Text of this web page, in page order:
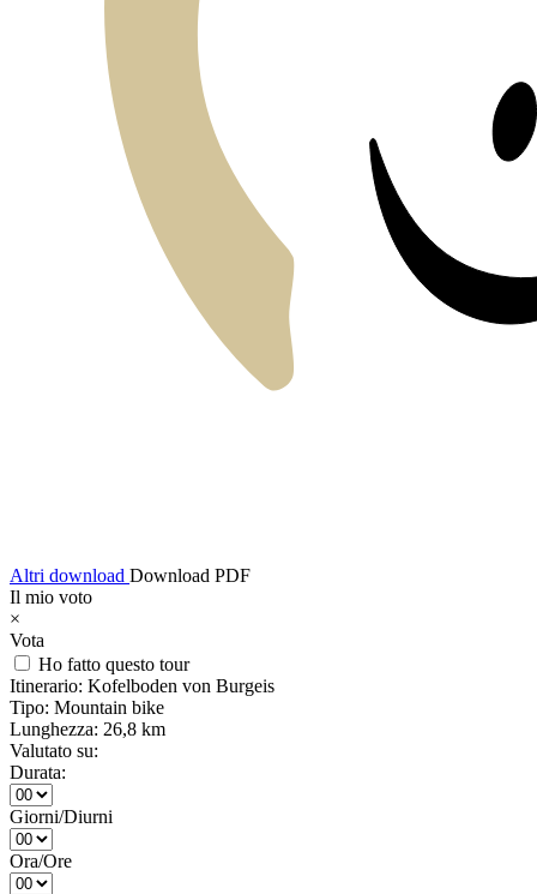
Altri download Download PDF
Il mio voto
×
Vota
Ho fatto questo tour
Itinerario: Kofelboden von Burgeis
Tipo: Mountain bike
Lunghezza: 26,8 km
Valutato su:
Durata:
Giorni/Diurni
Ora/Ore